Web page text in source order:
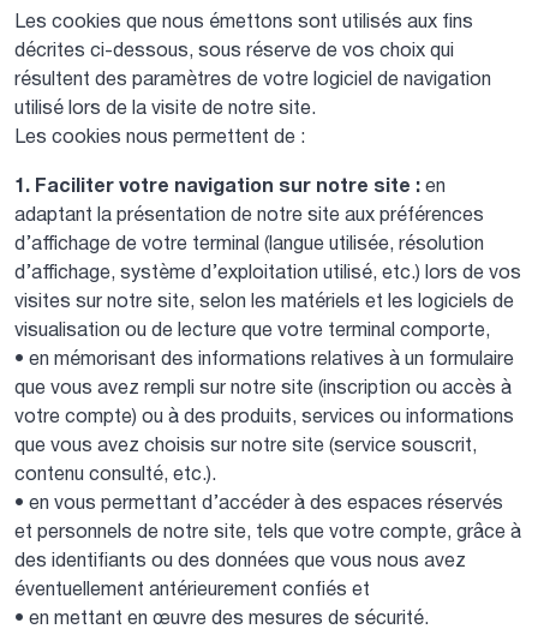
Les cookies que nous émettons sont utilisés aux fins
décrites ci-dessous, sous réserve de vos choix qui
résultent des paramètres de votre logiciel de navigation
utilisé lors de la visite de notre site.
Les cookies nous permettent de :
1. Faciliter votre navigation sur notre site :en
adaptant la présentation de notre site aux préférences
d’affichage de votre terminal (langue utilisée, résolution
d’affichage, système d’exploitation utilisé, etc.) lors de vos
visites sur notre site, selon les matériels et les logiciels de
visualisation ou de lecture que votre terminal comporte,
• en mémorisant des informations relatives à un formulaire
que vous avez rempli sur notre site (inscription ou accès à
votre compte) ou à des produits, services ou informations
que vous avez choisis sur notre site (service souscrit,
contenu consulté, etc.).
• en vous permettant d’accéder à des espaces réservés
et personnels de notre site, tels que votre compte, grâce à
des identifiants ou des données que vous nous avez
éventuellement antérieurement confiés et
• en mettant en œuvre des mesures de sécurité.